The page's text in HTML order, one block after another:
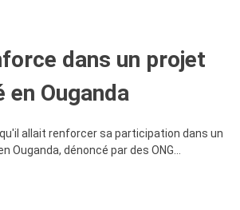
dans un projet
Ouganda
allait renforcer sa participation dans un
Ouganda, dénoncé par des ONG…